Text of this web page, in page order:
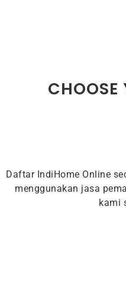
CHOOSE
Daftar IndiHome Online
menggunakan jasa
kami